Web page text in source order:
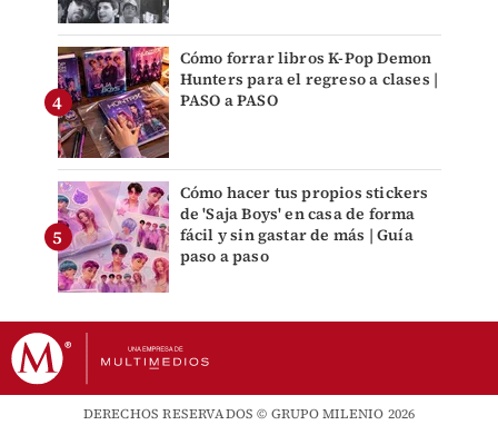
Cómo forrar libros K-Pop Demon
Hunters para el regreso a clases |
PASO a PASO
Cómo hacer tus propios stickers
de 'Saja Boys' en casa de forma
fácil y sin gastar de más | Guía
paso a paso
DERECHOS RESERVADOS © GRUPO MILENIO 2026